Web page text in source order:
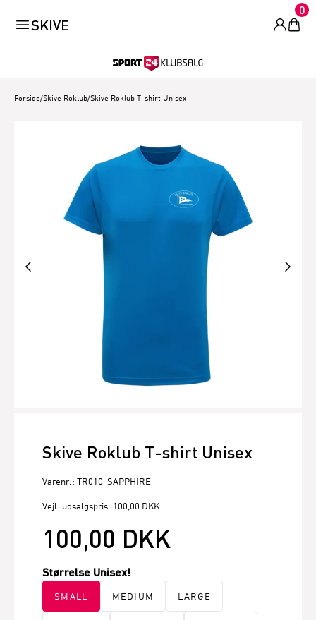
SKIVE
0
Forside/Skive Roklub/Skive Roklub T-shirt Unisex
Skive Roklub T-shirt Unisex
Varenr.: TR010-SAPPHIRE
Vejl. udsalgspris: 100,00 DKK
100,00 DKK
Størrelse Unisex!
SMALL MEDIUM LARGE